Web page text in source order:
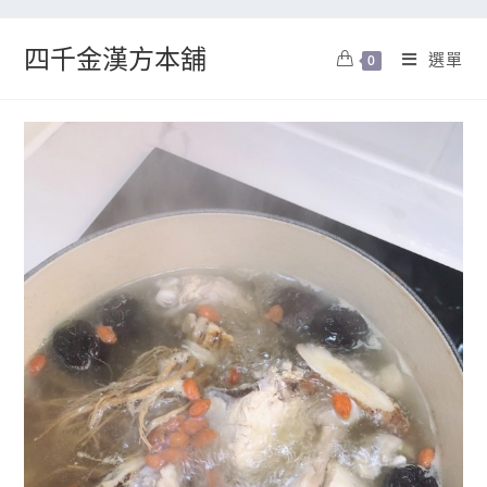
四千金漢方本舖 0 選單